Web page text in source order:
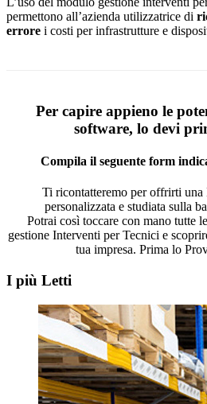
permettono all’azienda utilizzatrice di
errore i costi per infrastrutture e
Per capire appieno le
software, lo devi
Compila il seguente form
Ti ricontatteremo per offrirti
personalizzata e studiata sulla
Potrai così toccare con mano tutte
gestione Interventi per Tecnici e
tua impresa. Prima lo
I più Letti